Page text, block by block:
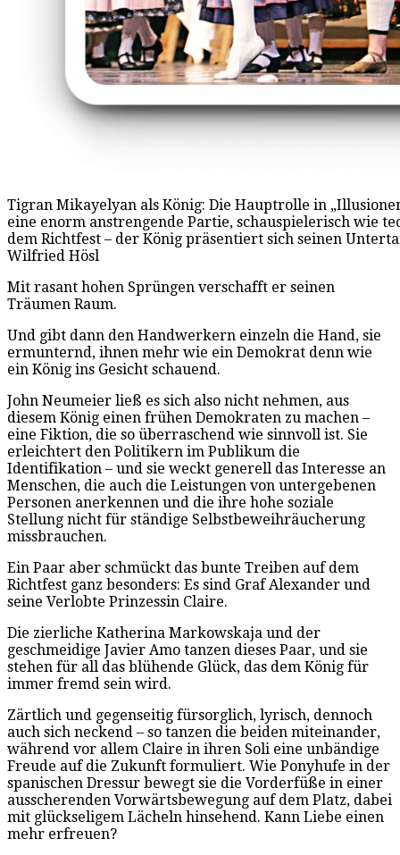
Tigran Mikayelyan als König: Die Hauptrolle in
eine enorm anstrengende Partie, schauspielerisch wie
dem Richtfest – der König präsentiert sich seinen
Wilfried Hösl
Mit rasant hohen Sprüngen verschafft er seinen
Träumen Raum.
Und gibt dann den Handwerkern einzeln die Hand, sie
ermunternd, ihnen mehr wie ein Demokrat denn wie
ein König ins Gesicht schauend.
John Neumeier ließ es sich also nicht nehmen, aus
diesem König einen frühen Demokraten zu machen –
eine Fiktion, die so überraschend wie sinnvoll ist. Sie
erleichtert den Politikern im Publikum die
Identifikation – und sie weckt generell das Interesse an
Menschen, die auch die Leistungen von untergebenen
Personen anerkennen und die ihre hohe soziale
Stellung nicht für ständige Selbstbeweihräucherung
missbrauchen.
Ein Paar aber schmückt das bunte Treiben auf dem
Richtfest ganz besonders: Es sind Graf Alexander und
seine Verlobte Prinzessin Claire.
Die zierliche Katherina Markowskaja und der
geschmeidige Javier Amo tanzen dieses Paar, und sie
stehen für all das blühende Glück, das dem König für
immer fremd sein wird.
Zärtlich und gegenseitig fürsorglich, lyrisch, dennoch
auch sich neckend – so tanzen die beiden miteinander,
während vor allem Claire in ihren Soli eine unbändige
Freude auf die Zukunft formuliert. Wie Ponyhufe in der
spanischen Dressur bewegt sie die Vorderfüße in einer
ausscherenden Vorwärtsbewegung auf dem Platz, dabei
mit glückseligem Lächeln hinsehend. Kann Liebe einen
mehr erfreuen?